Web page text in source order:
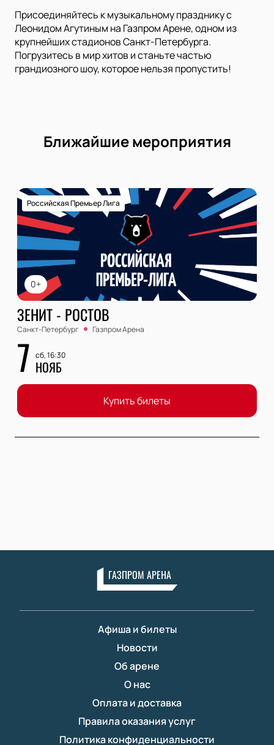
Присоединяйтесь к музыкальному празднику с
Леонидом Агутиным на Газпром Арене, одном из
крупнейших стадионов Санкт-Петербурга.
Погрузитесь в мир хитов и станьте частью
грандиозного шоу, которое нельзя пропустить!
Ближайшие мероприятия
0+
Российская Премьер Лига
ЗЕНИТ - РОСТОВ
Санкт-Петербург Газпром Арена
7 сб, 16:30
НОЯБ
Купить билеты
ГАЗПРОМ АРЕНА
Афиша и билеты
Новости
Об арене
О нас
Оплата и доставка
Правила оказания услуг
Политика конфиденциальности